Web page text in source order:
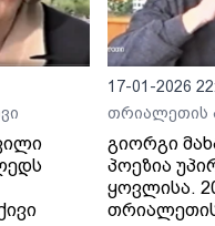
17-01-2026
თრიალეთის
გიორგი
პოეზია
ყოვლისა. 2003 წ.